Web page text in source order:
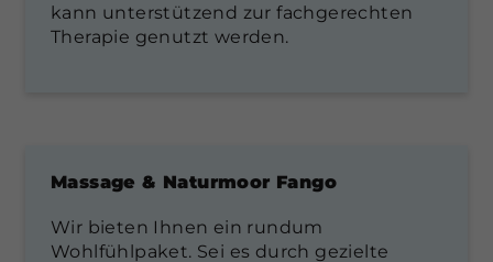
kann unterstützend zur fachgerechten
Therapie genutzt werden.
Massage & Naturmoor Fango
Wir bieten Ihnen ein rundum
Wohlfühlpaket. Sei es durch gezielte